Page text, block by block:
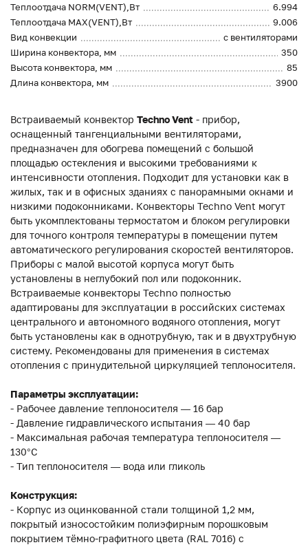
Теплоотдача NORM(VENT),Вт
6.994
Теплоотдача MAX(VENT),Вт
9.006
Вид конвекции
с вентиляторами
Ширина конвектора, мм
350
Высота конвектора, мм
85
Длина конвектора, мм
3900
Встраиваемый конвектор Techno Vent - прибор,
оснащенный тангенциальными вентиляторами,
предназначен для обогрева помещений с большой
площадью остекления и высокими требованиями к
интенсивности отопления. Подходит для установки как в
жилых, так и в офисных зданиях с панорамными окнами и
низкими подоконниками. Конвекторы Techno Vent могут
быть укомплектованы термостатом и блоком регулировки
для точного контроля температуры в помещении путем
автоматического регулирования скоростей вентиляторов.
Приборы с малой высотой корпуса могут быть
установлены в неглубокий пол или подоконник.
Встраиваемые конвекторы Techno полностью
адаптированы для эксплуатации в российских системах
центрального и автономного водяного отопления, могут
быть установлены как в однотрубную, так и в двухтрубную
систему. Рекомендованы для применения в системах
отопления с принудительной циркуляцией теплоносителя.
Параметры эксплуатации:
- Рабочее давление теплоносителя — 16 бар
- Давление гидравлического испытания — 40 бар
- Максимальная рабочая температура теплоносителя —
130°С
- Тип теплоносителя — вода или гликоль
Конструкция:
- Корпус из оцинкованной стали толщиной 1,2 мм,
покрытый износостойким полиэфирным порошковым
покрытием тёмно-графитного цвета (RAL 7016) с